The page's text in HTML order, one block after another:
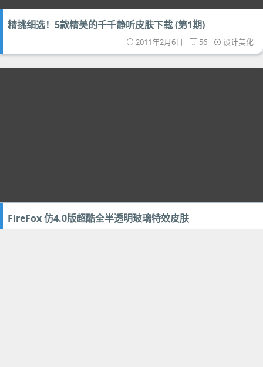
精挑细选！5款精美的千千静听皮肤下载 (第1期)
2011年2月6日 56 设计美化
FireFox 仿4.0版超酷全半透明玻璃特效皮肤